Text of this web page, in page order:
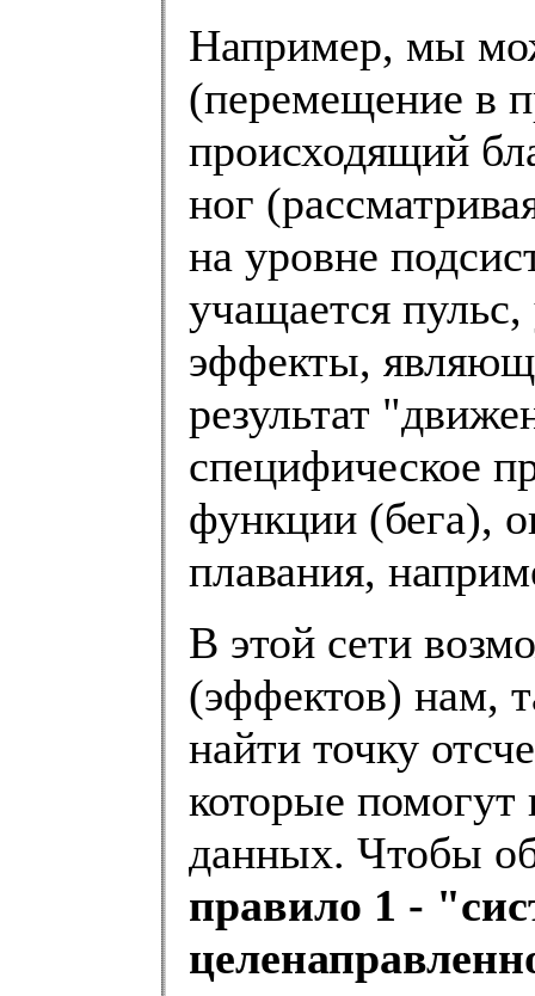
Например, мы
(перемещение в
происходящий
ног
на уровне
учащается
эффекты,
результат
специфическое
функции (бега),
плавания,
В этой сети
(эффектов) нам,
найти точку
которые
данных. Чтобы
правило 1 -